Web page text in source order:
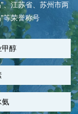
、江苏省、苏州市两
等荣誉称号
甲醇
氨